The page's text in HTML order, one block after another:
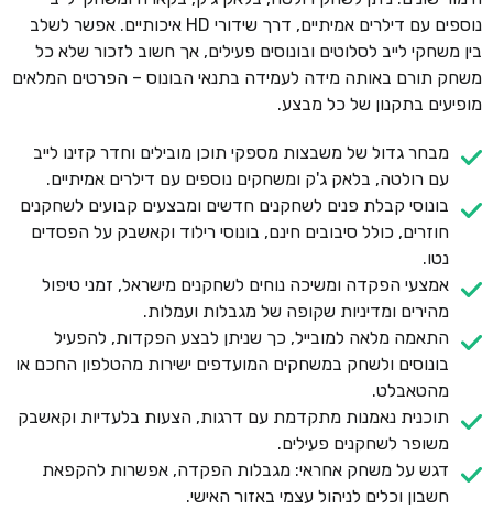
נוספים עם דילרים אמיתיים, דרך שידורי HD איכותיים. אפשר לשלב
בין משחקי לייב לסלוטים ובונוסים פעילים, אך חשוב לזכור שלא כל
משחק תורם באותה מידה לעמידה בתנאי הבונוס – הפרטים המלאים
מופיעים בתקנון של כל מבצע.
מבחר גדול של משבצות מספקי תוכן מובילים וחדר קזינו לייב
עם רולטה, בלאק ג'ק ומשחקים נוספים עם דילרים אמיתיים.
בונוסי קבלת פנים לשחקנים חדשים ומבצעים קבועים לשחקנים
חוזרים, כולל סיבובים חינם, בונוסי רילוד וקאשבק על הפסדים
נטו.
אמצעי הפקדה ומשיכה נוחים לשחקנים מישראל, זמני טיפול
מהירים ומדיניות שקופה של מגבלות ועמלות.
התאמה מלאה למובייל, כך שניתן לבצע הפקדות, להפעיל
בונוסים ולשחק במשחקים המועדפים ישירות מהטלפון החכם או
מהטאבלט.
תוכנית נאמנות מתקדמת עם דרגות, הצעות בלעדיות וקאשבק
משופר לשחקנים פעילים.
דגש על משחק אחראי: מגבלות הפקדה, אפשרות להקפאת
חשבון וכלים לניהול עצמי באזור האישי.